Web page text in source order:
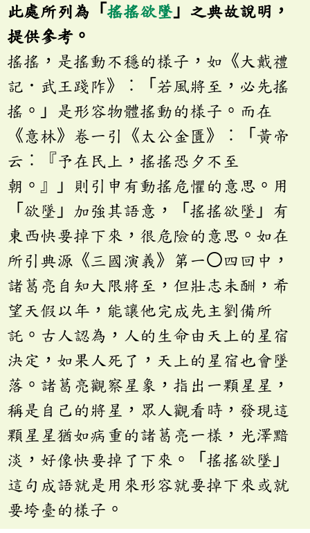
此處所列為「搖搖欲墜 」之典故說明，
提供參考。
搖搖，是搖動不穩的樣子，如《大戴禮
記．武王踐阼》︰「若風將至，必先搖
搖。」是形容物體搖動的樣子。而在
《意林》卷一引《太公金匱》︰「黃帝
云︰『予在民上，搖搖恐夕不至
朝。』」則引申有動搖危懼的意思。用
「欲墜」加強其語意，「搖搖欲墜」有
東西快要掉下來，很危險的意思。如在
所引典源《三國演義》第一〇四回中，
諸葛亮自知大限將至，但壯志未酬，希
望天假以年，能讓他完成先主劉備所
託。古人認為，人的生命由天上的星宿
決定，如果人死了，天上的星宿也會墜
落。諸葛亮觀察星象，指出一顆星星，
稱是自己的將星，眾人觀看時，發現這
顆星星猶如病重的諸葛亮一樣，光澤黯
淡，好像快要掉了下來。「搖搖欲墜」
這句成語就是用來形容就要掉下來或就
要垮臺的樣子。